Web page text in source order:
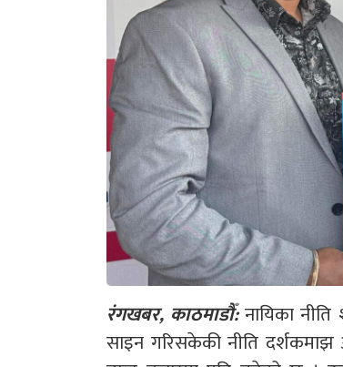
रंगखबर, काठमाडौँ:नायिका
साइन गरिसकेकी नीति